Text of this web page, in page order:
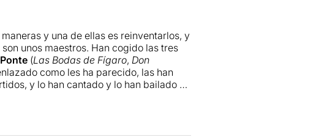
y una de ellas es reinventarlos, y
son unos maestros. Han cogido las tres
(Las Bodas de Fígaro, Don
como les ha parecido, las han
y lo han cantado y lo han bailado y
la política es otro tipo de teatro.